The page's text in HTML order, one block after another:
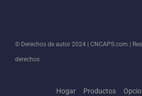
© Derechos de autor 2024 | CNCAPS.com |
derechos
Hogar Productos